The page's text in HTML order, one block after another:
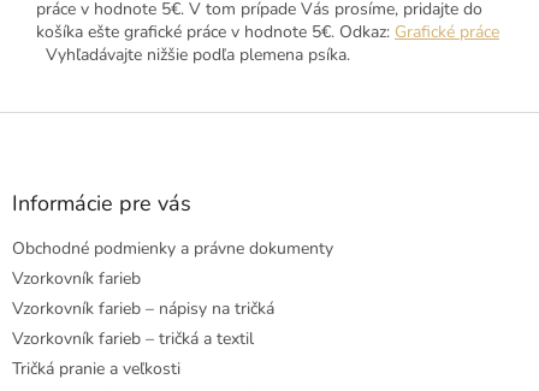
práce v hodnote 5€. V tom prípade Vás prosíme, pridajte do
košíka ešte grafické práce v hodnote 5€. Odkaz: Grafické práce
Vyhľadávajte nižšie podľa plemena psíka.
Z
Informácie pre vás
Obchodné podmienky a právne dokumenty
Vzorkovník farieb
Vzorkovník farieb – nápisy na tričká
Vzorkovník farieb – tričká a textil
Tričká pranie a veľkosti